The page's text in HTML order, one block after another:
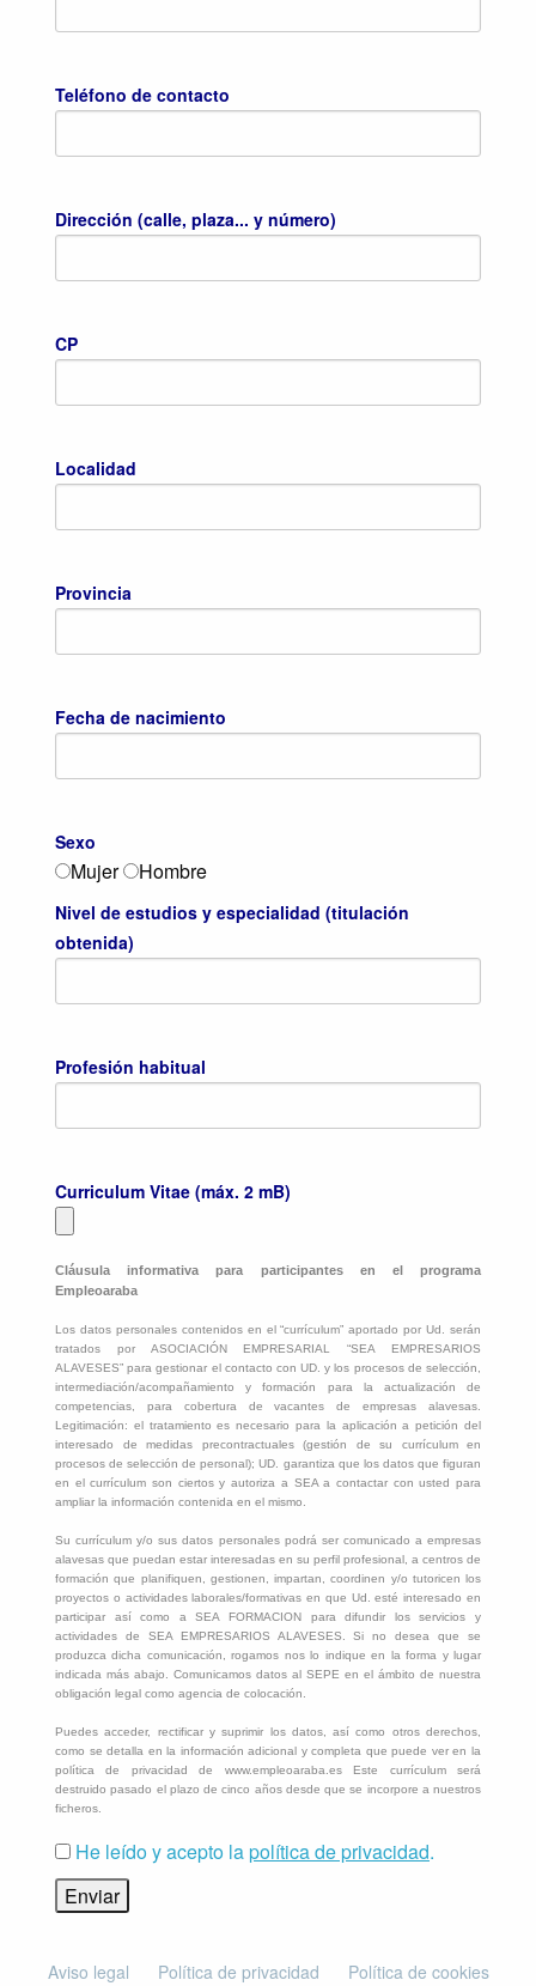
Teléfono de contacto
Dirección (calle, plaza... y número)
CP
Localidad
Provincia
Fecha de nacimiento
Sexo
Mujer Hombre
Nivel de estudios y especialidad (titulación
obtenida)
Profesión habitual
Curriculum Vitae (máx. 2 mB)
Cláusula informativa para participantes en el programa
Empleoaraba
Los datos personales contenidos en el “currículum” aportado por Ud. serán
tratados por ASOCIACIÓN EMPRESARIAL “SEA EMPRESARIOS
ALAVESES” para gestionar el contacto con UD. y los procesos de selección,
intermediación/acompañamiento y formación para la actualización de
competencias, para cobertura de vacantes de empresas alavesas.
Legitimación: el tratamiento es necesario para la aplicación a petición del
interesado de medidas precontractuales (gestión de su currículum en
procesos de selección de personal); UD. garantiza que los datos que figuran
en el currículum son ciertos y autoriza a SEA a contactar con usted para
ampliar la información contenida en el mismo.
Su currículum y/o sus datos personales podrá ser comunicado a empresas
alavesas que puedan estar interesadas en su perfil profesional, a centros de
formación que planifiquen, gestionen, impartan, coordinen y/o tutoricen los
proyectos o actividades laborales/formativas en que Ud. esté interesado en
participar así como a SEA FORMACION para difundir los servicios y
actividades de SEA EMPRESARIOS ALAVESES. Si no desea que se
produzca dicha comunicación, rogamos nos lo indique en la forma y lugar
indicada más abajo. Comunicamos datos al SEPE en el ámbito de nuestra
obligación legal como agencia de colocación.
Puedes acceder, rectificar y suprimir los datos, así como otros derechos,
como se detalla en la información adicional y completa que puede ver en la
política de privacidad de www.empleoaraba.es Este currículum será
destruido pasado el plazo de cinco años desde que se incorpore a nuestros
ficheros.
He leído y acepto lapolítica de privacidad.
Aviso legal Política de privacidad Política de cookies